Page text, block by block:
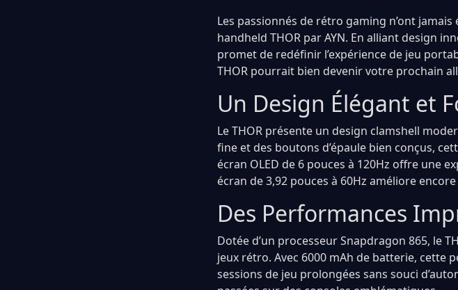
Les passionnés de rétro gaming n’ont
handheld THOR par AYN. En alliant design
promet de redéfinir l’expérience de jeu
THOR pourrait bien devenir votre prochain
Un Design Élégant et
Le THOR présente un design clamshell
fine et des boutons d’épaule bien conçus,
écran OLED de 6 pouces à 120Hz offre une
écran de 3,92 pouces à 60Hz améliore
Des Performances
Dotée d’un processeur Snapdragon 865, le
jeux rétro. Avec 6000 mAh de batterie,
sessions de jeu prolongées sans souci